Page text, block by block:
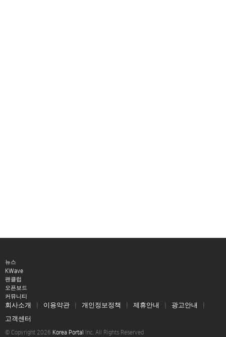
뉴스
KWave
팬클럽
오픈보드
커뮤니티
회사소개 이용약관 개인정보정책 제휴안내
광고안내
고객센터
© Copyright 2026 Korea Portal Inc. All Rights Reserved